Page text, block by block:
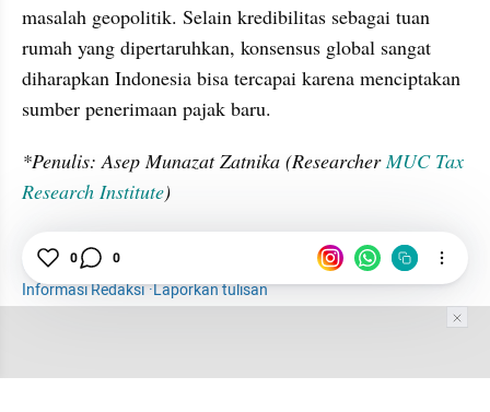
masalah geopolitik. Selain kredibilitas sebagai tuan
rumah yang dipertaruhkan, konsensus global sangat
diharapkan Indonesia bisa tercapai karena menciptakan
sumber penerimaan pajak baru.
*Penulis: Asep Munazat Zatnika (Researcher MUC Tax
Research Institute)
Pajak Digital
Informasi Redaksi·Laporkan tulisan
0 0